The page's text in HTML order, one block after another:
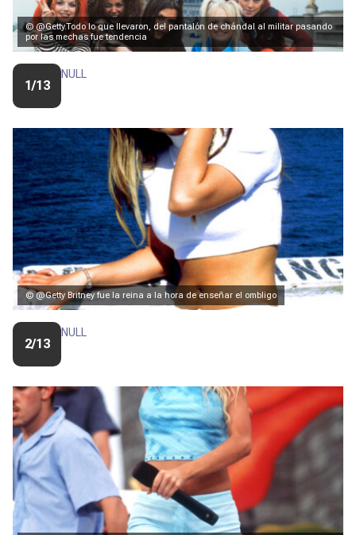
© @Getty.Todo lo que llevaron, del pantalón de chándal al militar pasando
por las mechas fue tendencia
1/13
NULL
© @Getty Britney fue la reina a la hora de enseñar el ombligo
2/13
NULL